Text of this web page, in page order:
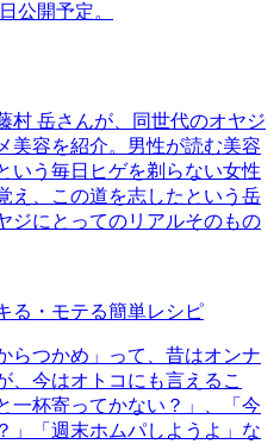
公開予定。
村 岳さんが、同世代のオヤジ
美容を紹介。男性が読む美容
いう毎日ヒゲを剃らない女性
え、この道を志したという岳
ジにとってのリアルそのもの
る・モテる簡単レシピ
らつかめ」って、昔はオンナ
、今はオトコにも言えるこ
一杯寄ってかない？」、「今
」「週末ホムパしようよ」な